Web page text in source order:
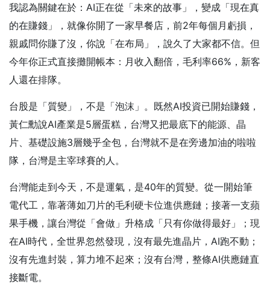
我認為關鍵在於：AI正在從「未來的故事」，變成「現在真
的在賺錢」，就像你開了一家早餐店，前2年每個月虧損，
親戚問你賺了沒，你說「在布局」，說久了大家都不信。但
今年你正式直接攤開帳本：月收入翻倍，毛利率66%，新客
人還在排隊。
台股是「質變」，不是「泡沫」。既然AI投資已開始賺錢，
黃仁勳說AI產業是5層蛋糕，台灣又把最底下的能源、晶
片、基礎設施3層幾乎全包，台灣就不是在旁邊加油的啦啦
隊，台灣是主宰球賽的人。
台灣能走到今天，不是運氣，是40年的質變。從一開始筆
電代工，靠著薄如刀片的毛利硬卡位進供應鏈；接著一支蘋
果手機，讓台灣從「會做」升格成「只有你做得最好」；現
在AI時代，全世界忽然發現，沒有最先進晶片，AI跑不動；
沒有先進封裝，算力堆不起來；沒有台灣，整條AI供應鏈直
接斷電。